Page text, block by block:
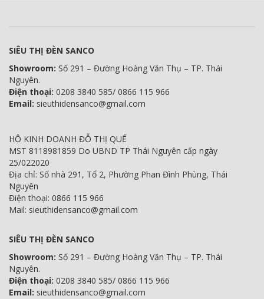
SIÊU THỊ ĐÈN SANCO
Showroom: Số 291 – Đường Hoàng Văn Thụ – TP. Thái
Nguyên.
Điện thoại: 0208 3840 585/ 0866 115 966
Email: sieuthidensanco@gmail.com
HỘ KINH DOANH ĐỖ THỊ QUẾ
MST 8118981859 Do UBND TP Thái Nguyên cấp ngày
25/022020
Địa chỉ: Số nhà 291, Tổ 2, Phường Phan Đình Phùng, Thái
Nguyên
Điện thoại: 0866 115 966
Mail: sieuthidensanco@gmail.com
SIÊU THỊ ĐÈN SANCO
Showroom: Số 291 – Đường Hoàng Văn Thụ – TP. Thái
Nguyên.
Điện thoại: 0208 3840 585/ 0866 115 966
Email: sieuthidensanco@gmail.com